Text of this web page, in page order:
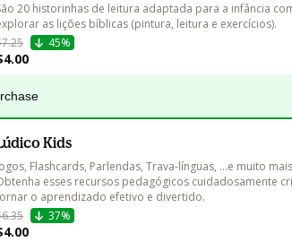
20 historinhas de leitura adaptada para a infância
as lições bíblicas (pintura, leitura e exercícios).
45%
Kids
Flashcards, Parlendas, Trava-línguas, …e muito
esses recursos pedagógicos cuidadosamente
o aprendizado efetivo e divertido.
37%